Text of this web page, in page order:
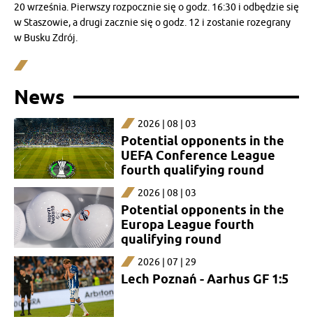
20 września. Pierwszy rozpocznie się o godz. 16:30 i odbędzie się
w Staszowie, a drugi zacznie się o godz. 12 i zostanie rozegrany
w Busku Zdrój.
News
2026 | 08 | 03
Potential opponents in the
UEFA Conference League
fourth qualifying round
2026 | 08 | 03
Potential opponents in the
Europa League fourth
qualifying round
2026 | 07 | 29
Lech Poznań - Aarhus GF 1:5